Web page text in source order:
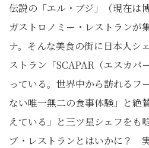
伝説の「エル・ブジ」（現在は
ガストロノミー・レストランが
ナ。そんな美食の街に日本人シ
ストラン「SCAPAR（エスカパ
っている。世界中から訪れるフ
ない唯一無二の食事体験」と絶
えている」と三ツ星シェフをも
ブ・レストランとはいかに？